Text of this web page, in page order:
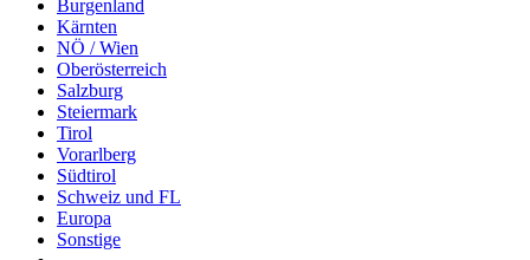
Burgenland
Kärnten
NÖ / Wien
Oberösterreich
Salzburg
Steiermark
Tirol
Vorarlberg
Südtirol
Schweiz und FL
Europa
Sonstige